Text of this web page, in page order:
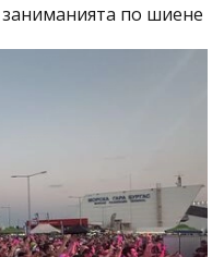
по шиене